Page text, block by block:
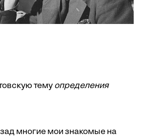
тему определения
многие мои знакомые на